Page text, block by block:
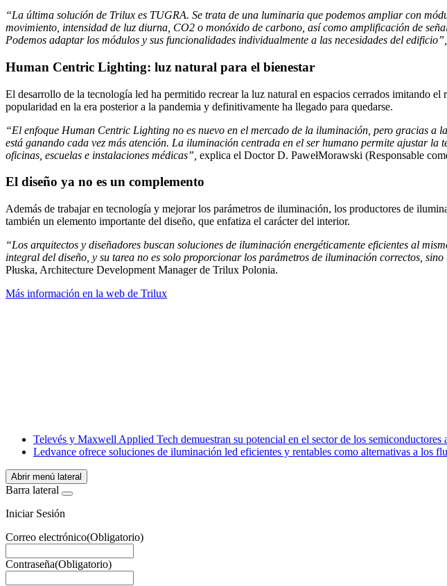
“La última solución de Trilux es TUGRA. Se trata de una luminaria que podemos ampliar con
movimiento, intensidad de luz diurna, CO2 o monóxido de carbono, así como amplificación de
Podemos adaptar los módulos y sus funcionalidades individualmente a las necesidades del edificio”,
Human Centric Lighting: luz natural para el bienestar
El desarrollo de la tecnología led ha permitido recrear la luz natural en espacios cerrados imitando
popularidad en la era posterior a la pandemia y definitivamente ha llegado para quedarse.
“El enfoque Human Centric Lighting no es nuevo en el mercado de la iluminación, pero gracias a
está ganando cada vez más atención. La iluminación centrada en el ser humano permite ajustar
oficinas, escuelas e instalaciones médicas”, explica el Doctor D. PawełMorawski (Responsable
El diseño ya no es un complemento
Además de trabajar en tecnología y mejorar los parámetros de iluminación, los productores de
también un elemento importante del diseño, que enfatiza el carácter del interior.
“Los arquitectos y diseñadores buscan soluciones de iluminación energéticamente eficientes al
integral del diseño, y su tarea no es solo proporcionar los parámetros de iluminación correctos,
Płuska, Architecture Development Manager de Trilux Polonia.
Más información en la web de Trilux
WhatsApp
Televés y Maxwell Applied Tech demuestran su potencial en el sector de los
Ledvance ofrece soluciones de iluminación led eficientes y rentables como alternativas a los
Abrir menú lateral
Barra lateral
Iniciar Sesión
Correo electrónico(Obligatorio)
Contraseña(Obligatorio)